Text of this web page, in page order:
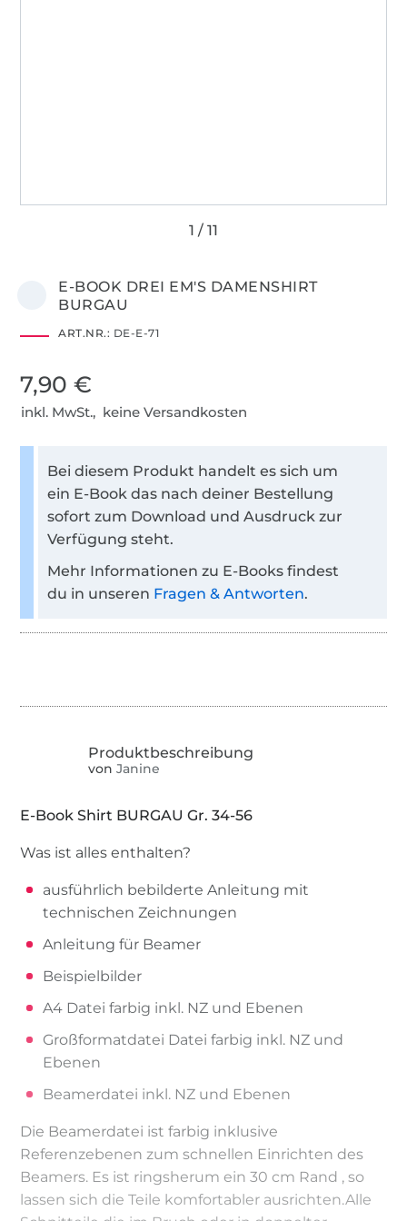
E-BOOK DREI EM'S DAMENSHIRT
BURGAU
ART.NR.: DE-E-71
7,90 €
inkl. MwSt., keine Versandkosten
Bei diesem Produkt handelt es sich um
ein E-Book das nach deiner Bestellung
sofort zum Download und Ausdruck zur
Verfügung steht.
Mehr Informationen zu E-Books findest
du in unseren Fragen & Antworten.
von Janine
E-Book Shirt BURGAU Gr. 34-56
Was ist alles enthalten?
ausführlich bebilderte Anleitung mit
technischen Zeichnungen
Anleitung für Beamer
Beispielbilder
A4 Datei farbig inkl. NZ und Ebenen
Großformatdatei Datei farbig inkl. NZ und
Ebenen
Beamerdatei inkl. NZ und Ebenen
Die Beamerdatei ist farbig inklusive
Referenzebenen zum schnellen Einrichten des
Beamers. Es ist ringsherum ein 30 cm Rand , so
lassen sich die Teile komfortabler ausrichten.Alle